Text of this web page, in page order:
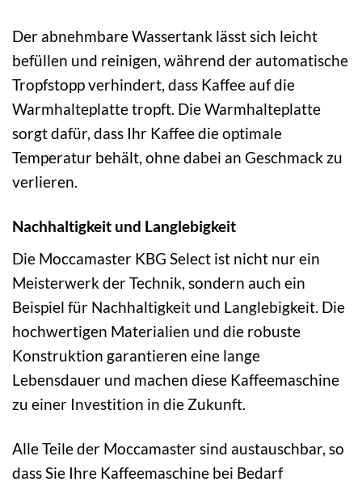
Der abnehmbare Wassertank lässt sich leicht
befüllen und reinigen, während der automatische
Tropfstopp verhindert, dass Kaffee auf die
Warmhalteplatte tropft. Die Warmhalteplatte
sorgt dafür, dass Ihr Kaffee die optimale
Temperatur behält, ohne dabei an Geschmack zu
verlieren.
Nachhaltigkeit und Langlebigkeit
Die Moccamaster KBG Select ist nicht nur ein
Meisterwerk der Technik, sondern auch ein
Beispiel für Nachhaltigkeit und Langlebigkeit. Die
hochwertigen Materialien und die robuste
Konstruktion garantieren eine lange
Lebensdauer und machen diese Kaffeemaschine
zu einer Investition in die Zukunft.
Alle Teile der Moccamaster sind austauschbar, so
dass Sie Ihre Kaffeemaschine bei Bedarf